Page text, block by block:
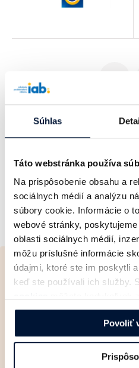
Súhlas
Táto webstránka používa
Na prispôsobenie obsahu a
sociálnych médií a analýzu
súbory cookie. Informácie o
webové stránky,
oblasti sociálnych médií,
môžu príslušné informácie
údajmi, ktoré ste im poskytli
keď ste používali ich služby.
našej webovej stránke.
Povoliť
Newsletter
Čerstvé
sveta